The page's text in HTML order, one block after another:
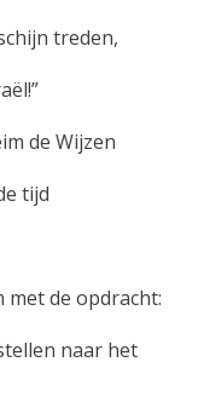
treden,
de Wijzen
tijd
met de opdracht:
naar het